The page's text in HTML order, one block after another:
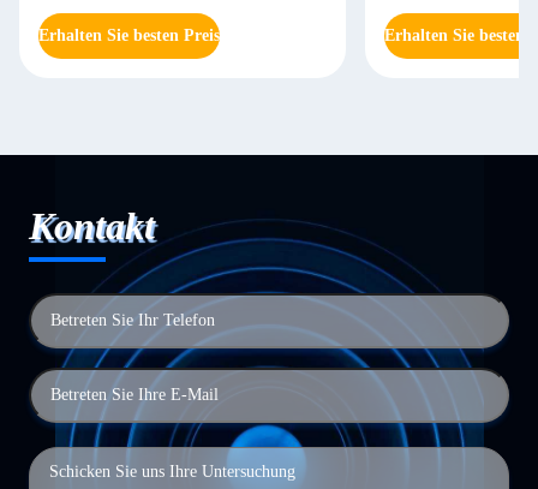
Erhalten Sie besten Preis Erhalten Sie besten
Kontakt